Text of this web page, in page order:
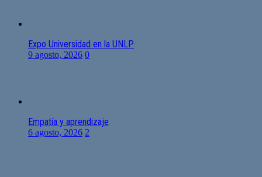
Expo Universidad en la UNLP
9 agosto, 2026 0
Empatía y aprendizaje
6 agosto, 2026 2